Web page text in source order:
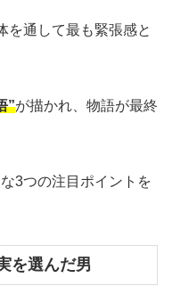
を通して最も緊張感と
”が描かれ、物語が最終
3つの注目ポイントを
を選んだ男